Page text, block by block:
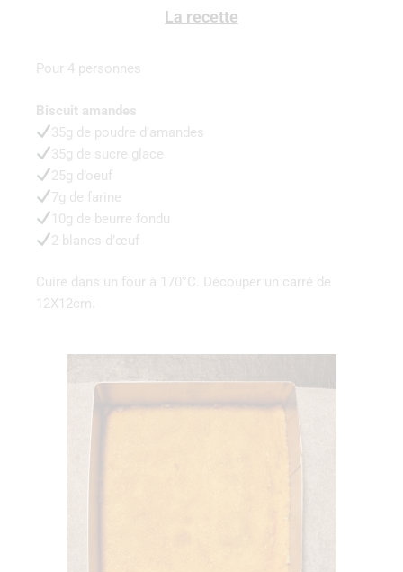
La recette
Pour 4 personnes
Biscuit amandes
35g de poudre d’amandes
35g de sucre glace
25g d’oeuf
7g de farine
10g de beurre fondu
2 blancs d’œuf
Cuire dans un four à 170°C. Découper un carré de
12X12cm.